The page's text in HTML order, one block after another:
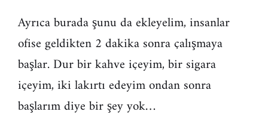
Ayrıca burada şunu da ekleyelim, insanlar
ofise geldikten 2 dakika sonra çalışmaya
başlar. Dur bir kahve içeyim, bir sigara
içeyim, iki lakırtı edeyim ondan sonra
başlarım diye bir şey yok…